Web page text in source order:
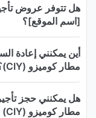
هل تتوفر عروض
[اسم الموقع]؟
أين يمكنني إعادة
مطار كوميزو (CIY)؟
هل يمكنني حجز
مطار كوميزو (CIY) وإعادتها في موقع آخر؟